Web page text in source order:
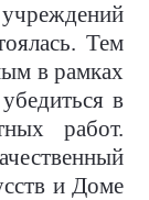
Тем
в рамках
в
работ.
и Доме